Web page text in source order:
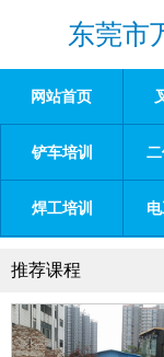
东莞市
网站首页
铲车培训 二
焊工培训
推荐课程